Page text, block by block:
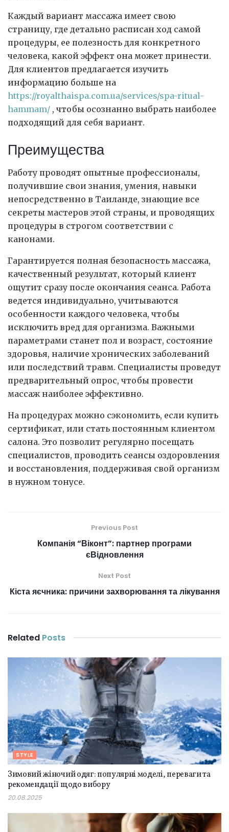
Каждый вариант массажа имеет свою
страницу, где детально расписан ход самой
процедуры, ее полезность для конкретного
человека, какой эффект она может принести.
Для клиентов предлагается изучить
информацию больше на
https://royalthaispa.com.ua/services/spa-ritual-
hammam/ , чтобы осознанно выбрать наиболее
подходящий для себя вариант.
Преимущества
Работу проводят опытные профессионалы,
получившие свои знания, умения, навыки
непосредственно в Таиланде, знающие все
секреты мастеров этой страны, и проводящих
процедуры в строгом соответствии с
канонами.
Гарантируется полная безопасность массажа,
качественный результат, который клиент
ощутит сразу после окончания сеанса. Работа
ведется индивидуально, учитываются
особенности каждого человека, чтобы
исключить вред для организма. Важными
параметрами станет пол и возраст, состояние
здоровья, наличие хронических заболеваний
или последствий травм. Специалисты проведут
предварительный опрос, чтобы провести
массаж наиболее эффективно.
На процедурах можно сэкономить, если купить
сертификат, или стать постоянным клиентом
салона. Это позволит регулярно посещать
специалистов, проводить сеансы оздоровления
и восстановления, поддерживая свой организм
в нужном тонусе.
Previous Post
Компанія “Віконт”: партнер програми
єВідновлення
Next Post
Кіста яєчника: причини захворювання та лікування
Related Posts
STYLE
Зимовий жіночий одяг: популярні моделі, переваги та
рекомендації щодо вибору
20.08.2025